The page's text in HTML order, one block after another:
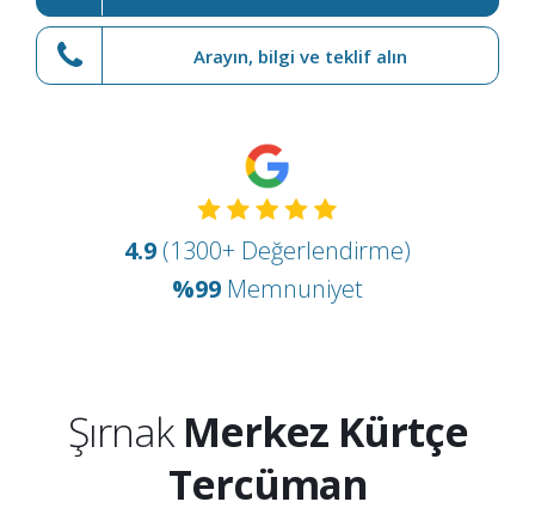
Arayın, bilgi ve teklif alın
4.9 (1300+ Değerlendirme)
%99 Memnuniyet
ŞırnakMerkez Kürtçe
Tercüman